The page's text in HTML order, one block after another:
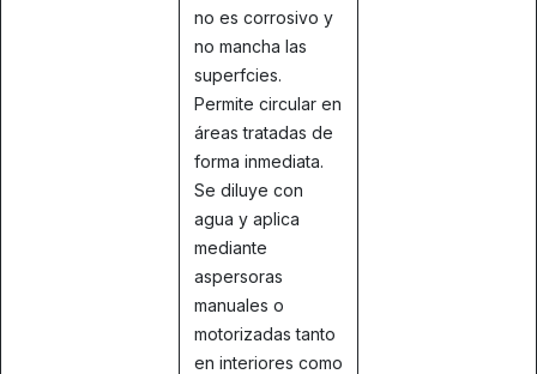
no es corrosivo y
no mancha las
superfcies.
Permite circular en
áreas tratadas de
forma inmediata.
Se diluye con
agua y aplica
mediante
aspersoras
manuales o
motorizadas tanto
en interiores como